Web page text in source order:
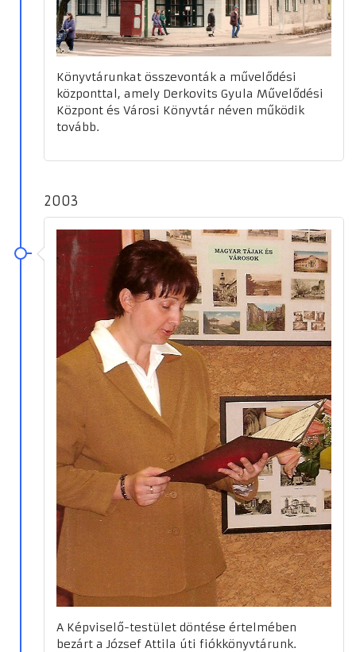
Könyvtárunkat összevonták a művelődési
központtal, amely Derkovits Gyula Művelődési
Központ és Városi Könyvtár néven működik
tovább.
2003
A Képviselő-testület döntése értelmében
bezárt a József Attila úti fiókkönyvtárunk.